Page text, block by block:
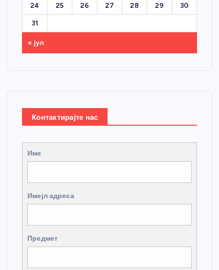
24 25 26 27 28 29 30
31
« јул
Контактирајте нас
Име
Имејл адреса
Предмет